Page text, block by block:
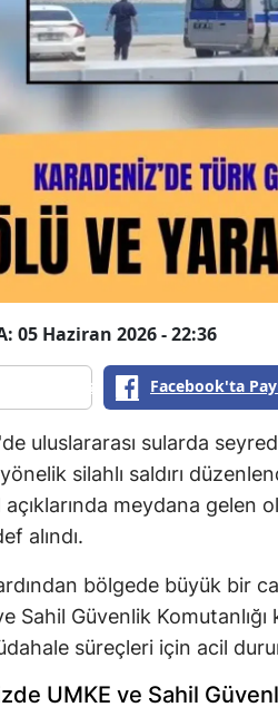
05 Haziran 2026 - 22:36
Facebook'ta
uluslararası sularda
silahlı saldırı
meydana gelen
alındı.
ardından bölgede büyük bir
Sahil Güvenlik
süreçleri için acil
UMKE ve Sahil